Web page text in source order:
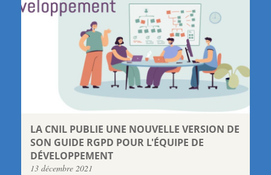
LA CNIL PUBLIE UNE NOUVELLE VERSION DE
SON GUIDE RGPD POUR L'ÉQUIPE DE
DÉVELOPPEMENT
13 décembre 2021